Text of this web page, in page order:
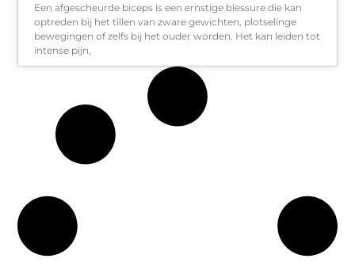
Een afgescheurde biceps is een ernstige blessure die kan
optreden bij het tillen van zware gewichten, plotselinge
bewegingen of zelfs bij het ouder worden. Het kan leiden tot
intense pijn,